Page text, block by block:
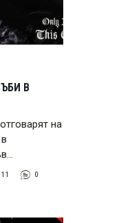
В
на
11
0